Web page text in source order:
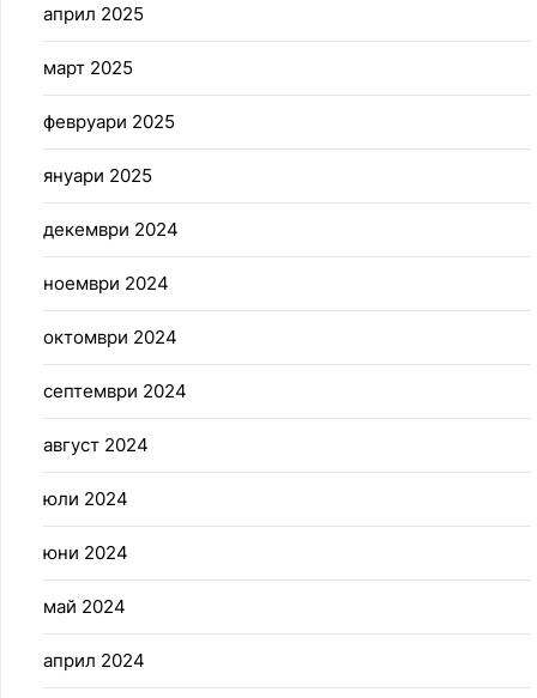
април 2025
март 2025
февруари 2025
януари 2025
декември 2024
ноември 2024
октомври 2024
септември 2024
август 2024
юли 2024
юни 2024
май 2024
април 2024